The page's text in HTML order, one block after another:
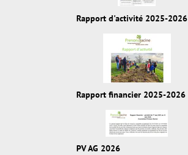
Rapport d'activité 2025-2026
Rapport financier 2025-2026
PV AG 2026